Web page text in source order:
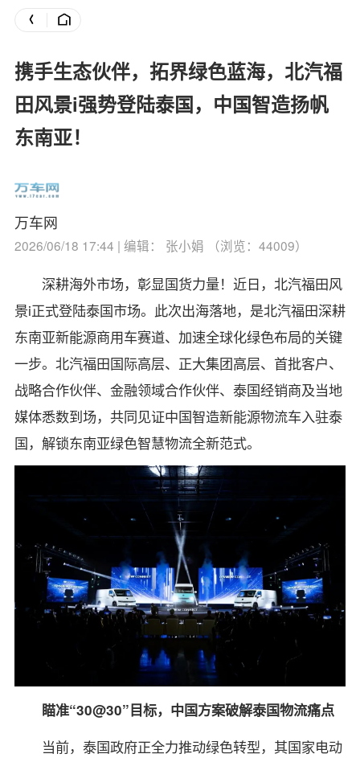
携手生态伙伴，拓界绿色蓝海，北汽福
田风景i强势登陆泰国，中国智造扬帆
东南亚！
万车网
2026/06/18 17:44 | 编辑： 张小娟 （浏览：44009）
深耕海外市场，彰显国货力量！近日，北汽福田风
景i正式登陆泰国市场。此次出海落地，是北汽福田深耕
东南亚新能源商用车赛道、加速全球化绿色布局的关键
一步。北汽福田国际高层、正大集团高层、首批客户、
战略合作伙伴、金融领域合作伙伴、泰国经销商及当地
媒体悉数到场，共同见证中国智造新能源物流车入驻泰
国，解锁东南亚绿色智慧物流全新范式。
瞄准“30@30”目标，中国方案破解泰国物流痛点
当前，泰国政府正全力推动绿色转型，其国家电动